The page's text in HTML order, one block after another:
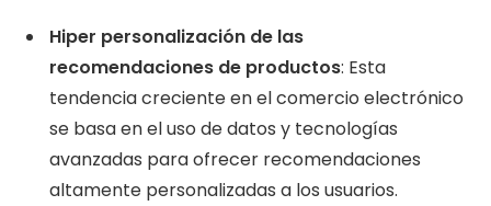
Hiper personalización de las
recomendaciones de productos: Esta
tendencia creciente en el comercio electrónico
se basa en el uso de datos y tecnologías
avanzadas para ofrecer recomendaciones
altamente personalizadas a los usuarios.